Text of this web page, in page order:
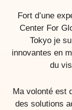
Fort d’une
Center For
Tokyo je
innovantes en
du
Ma volonté est
des solutions